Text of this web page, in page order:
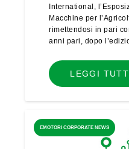
International,
Macchine per
rimettendosi in pari
anni pari, dopo
LEGGI
EMOTORI CORPORATE NEWS